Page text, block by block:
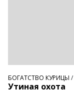
БОГАТСТВО КУРИЦЫ /
Утиная охота